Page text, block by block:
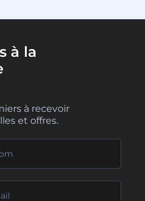
à la
à recevoir
et offres.